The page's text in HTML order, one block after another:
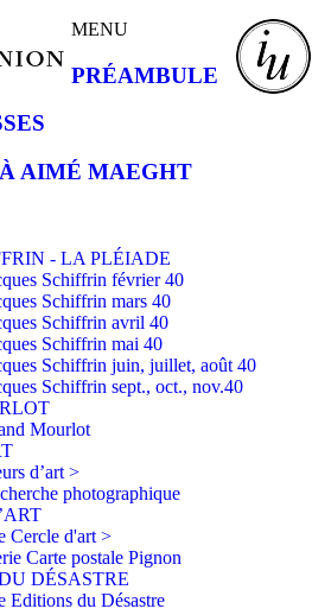
MENU
PRÉAMBULE
AIMÉ MAEGHT
- LA PLÉIADE
Schiffrin février 40
Schiffrin mars 40
Schiffrin avril 40
Schiffrin mai 40
Schiffrin juin, juillet, août 40
Schiffrin sept., oct., nov.40
Mourlot
d’art >
photographique
Cercle d'art >
Carte postale Pignon
DÉSASTRE
Editions du Désastre